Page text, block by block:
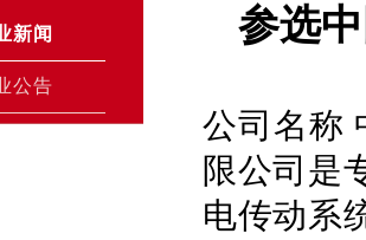
新闻
公告
参选
公司名称
限公司是
电传动系